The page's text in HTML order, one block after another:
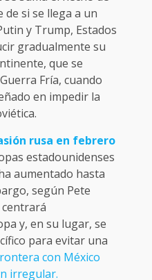
si se llega a un
y Trump, Estados
gradualmente su
que se
Fría, cuando
en impedir la
rusa en febrero
estadounidenses
aumentado hasta
según Pete
centrará
y, en su lugar, se
para evitar una
con México
irregular.